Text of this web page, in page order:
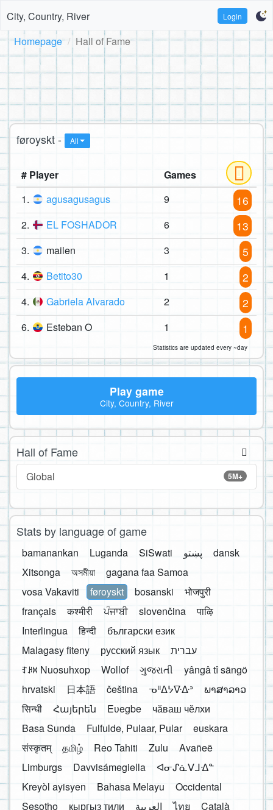
City, Country, River Login
Homepage Hall of Fame
føroyskt - All
# Player
Games
1.
agusagusagus 9 16
2. EL FOSHADOR 6 13
3. mailen 3 5
4. Betito30 1 2
4. Gabriela Alvarado 2 2
6. Esteban O 1 1
Statistics are updated every ~day
Play game
City, Country, River
Hall of Fame
5M+
Global
Stats by language of game
bamanankan Luganda SiSwati پښتو
dansk
Xitsonga
অসমীয়া
gagana faa Samoa
vosa Vakaviti
føroyskt bosanski
भोजपुरी
français
कश्मीरी ਪੰਜਾਬੀ slovenčina
पाऴि
Interlingua
हिन्दी
български език
Malagasy fiteny
русский язык
עברית
ꆈꌠ꒿ Nuosuhxop
Wollof ગુજરાતી
yângâ tî sängö
hrvatski
日本語 čeština ᓀᐦᐃᔭᐍᐏᐣ
ພາສາລາວ
सिन्धी
Հայերեն Eʋegbe
чӑваш чӗлхи
Basa Sunda
Fulfulde, Pulaar, Pular
euskara
संस्कृतम्
தமிழ் Reo Tahiti Zulu
Avañeẽ
Limburgs
Davvisámegiella
ᐊᓂᔑᓈᐯᒧᐎᓐ
Kreyòl ayisyen
Bahasa Melayu
Occidental
Sesotho
кыргыз тили العربية ไทย
Català